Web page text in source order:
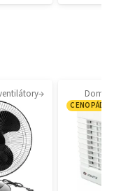
CENOPÁD